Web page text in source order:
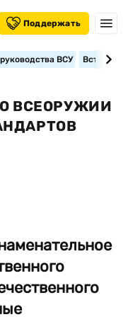
Поддержать
ВСУ
ВСЕОРУЖИИ